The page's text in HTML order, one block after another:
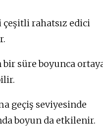
çeşitli rahatsız edici
süre boyunca
geçiş seviyesinde
boyun da etkilenir.